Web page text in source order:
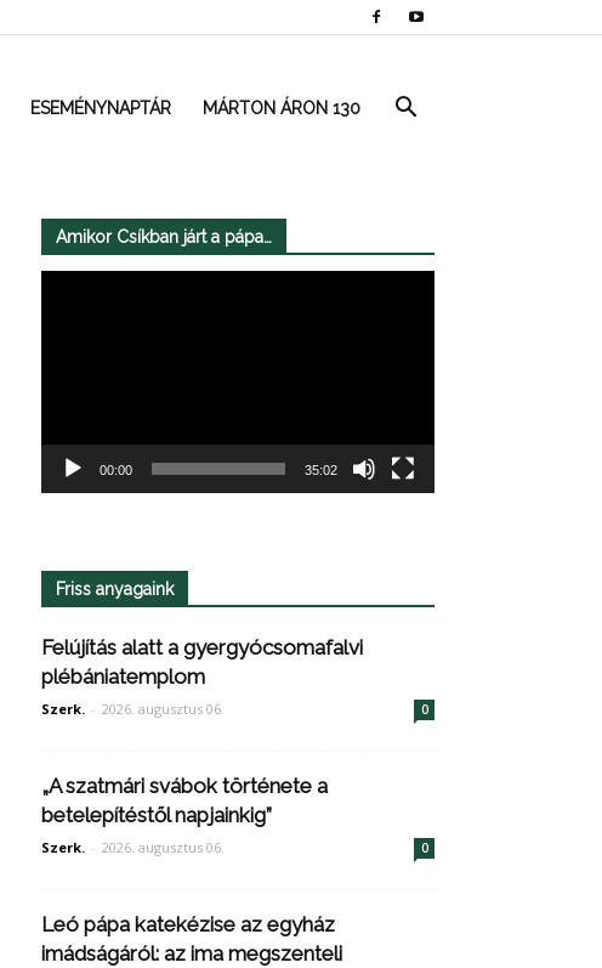
ESEMÉNYNAPTÁR MÁRTON ÁRON 130
Amikor Csíkban járt a pápa…
00:00 35:02
Friss anyagaink
Felújítás alatt a gyergyócsomafalvi
plébániatemplom
Szerk. - 2026. augusztus 06. 0
„A szatmári svábok története a
betelepítéstől napjainkig”
Szerk. - 2026. augusztus 06. 0
Leó pápa katekézise az egyház
imádságáról: az ima megszenteli